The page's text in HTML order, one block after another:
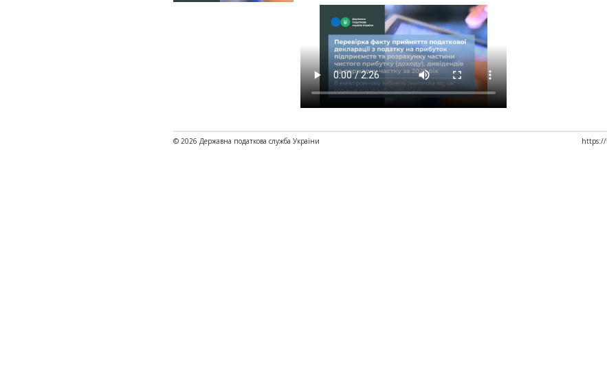
© 2026 Державна податкова служба України https://